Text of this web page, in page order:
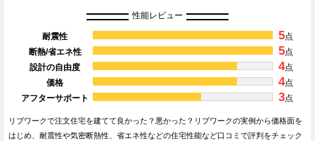
性能レビュー
耐震性 5点
断熱/省エネ性
5点
設計の自由度
4点
価格
4点
アフターサポート
3点
リブワークで注文住宅を建てて良かった？悪かった？リブワークの実例から価格面を
はじめ、耐震性や気密断熱性、省エネ性などの住宅性能など口コミで評判をチェック